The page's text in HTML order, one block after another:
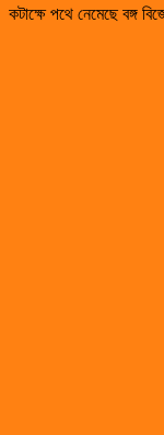
কটাক্ষে পথে নেমেছে বঙ্গ